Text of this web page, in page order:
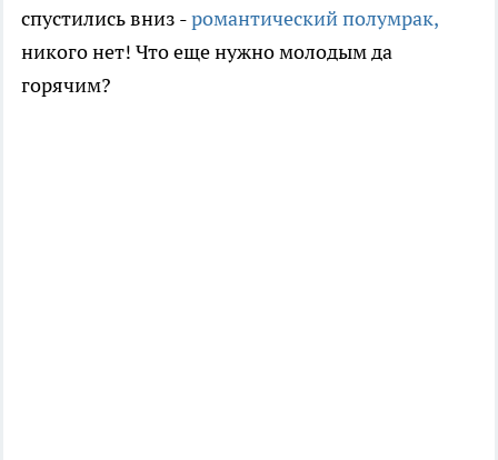
спустились вниз -романтический полумрак,
никого нет! Что еще нужно молодым да
горячим?